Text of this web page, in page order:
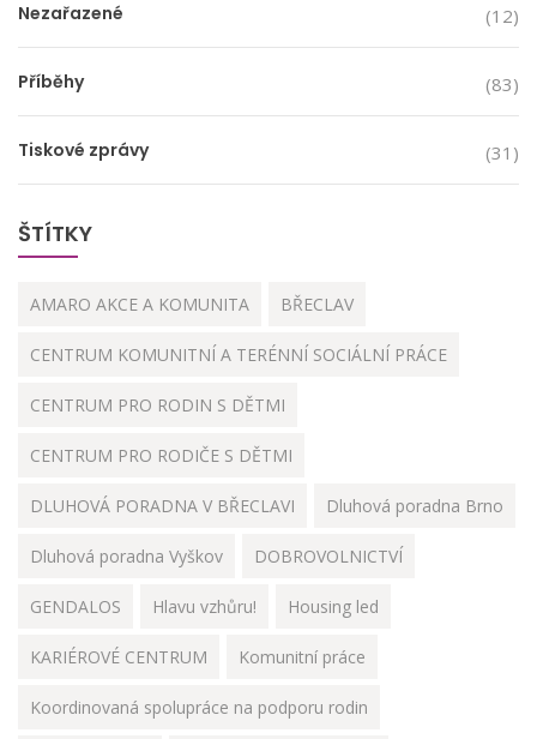
Nezařazené (12)
Příběhy (83)
Tiskové zprávy (31)
ŠTÍTKY
AMARO AKCE A KOMUNITA BŘECLAV
CENTRUM KOMUNITNÍ A TERÉNNÍ SOCIÁLNÍ PRÁCE
CENTRUM PRO RODIN S DĚTMI
CENTRUM PRO RODIČE S DĚTMI
DLUHOVÁ PORADNA V BŘECLAVI Dluhová poradna Brno
Dluhová poradna Vyškov DOBROVOLNICTVÍ
GENDALOS Hlavu vzhůru! Housing led
KARIÉROVÉ CENTRUM Komunitní práce
Koordinovaná spolupráce na podporu rodin